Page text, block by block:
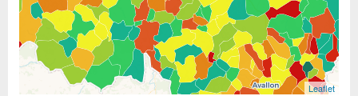
Leaflet